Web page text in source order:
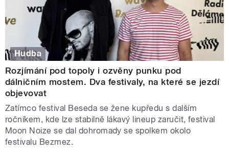
Hudba
Rozjímání pod topoly i ozvěny punku pod
dálničním mostem. Dva festivaly, na které se jezdí
objevovat
Zatímco festival Beseda se žene kupředu s dalším
ročníkem, kde lze stabilně lákavý lineup zaručit, festival
Moon Noize se dal dohromady se spolkem okolo
festivalu Bezmez.